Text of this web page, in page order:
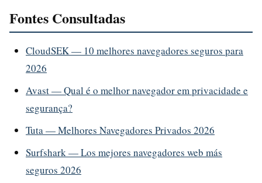
Fontes Consultadas
CloudSEK — 10 melhores navegadores seguros para
2026
Avast — Qual é o melhor navegador em privacidade e
segurança?
Tuta — Melhores Navegadores Privados 2026
Surfshark — Los mejores navegadores web más
seguros 2026